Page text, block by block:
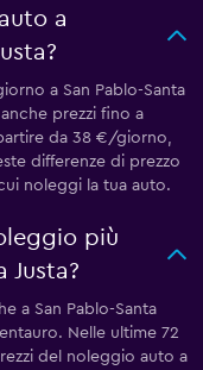
a
a San Pablo-Santa
prezzi fino a
da 38 €/giorno,
differenze di prezzo
noleggi la tua auto.
più
Justa?
a San Pablo-Santa
Nelle ultime 72
del noleggio auto a